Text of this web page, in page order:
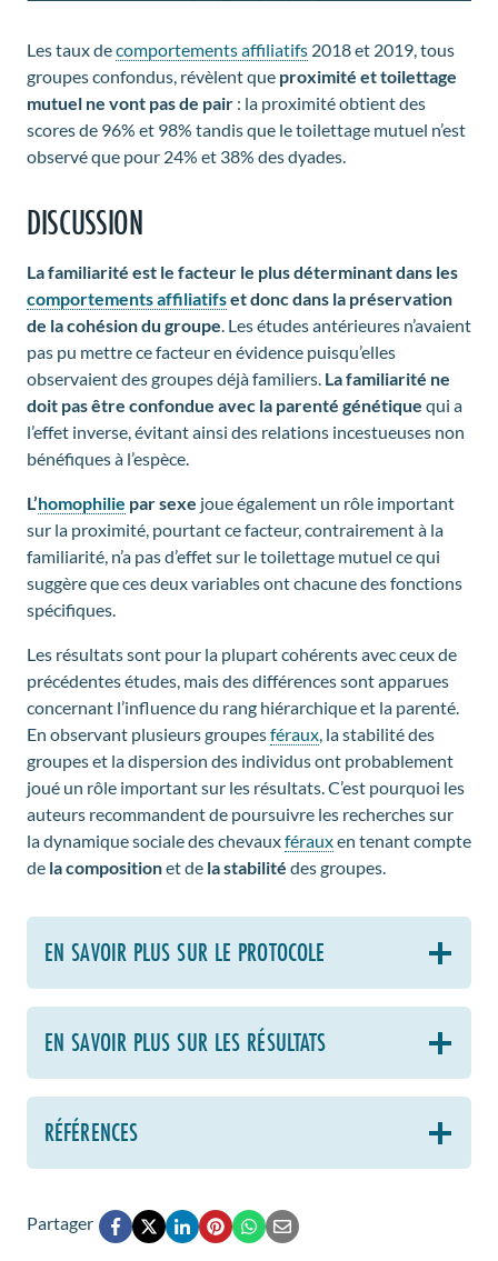
Les taux decomportements affiliatifs 2018 et 2019, tous
groupes confondus, révèlent que proximité et toilettage
mutuel ne vont pas de pair : la proximité obtient des
scores de 96% et 98% tandis que le toilettage mutuel n’est
observé que pour 24% et 38% des dyades.
DISCUSSION
La familiarité est le facteur le plus déterminant dans les
comportements affiliatifset donc dans la préservation
de la cohésion du groupe. Les études antérieures n’avaient
pas pu mettre ce facteur en évidence puisqu’elles
observaient des groupes déjà familiers. La familiarité ne
doit pas être confondue avec la parenté génétique qui a
l’effet inverse, évitant ainsi des relations incestueuses non
bénéfiques à l’espèce.
L’homophilie par sexe joue également un rôle important
sur la proximité, pourtant ce facteur, contrairement à la
familiarité, n’a pas d’effet sur le toilettage mutuel ce qui
suggère que ces deux variables ont chacune des fonctions
spécifiques.
Les résultats sont pour la plupart cohérents avec ceux de
précédentes études, mais des différences sont apparues
concernant l’influence du rang hiérarchique et la parenté.
En observant plusieurs groupesféraux, la stabilité des
groupes et la dispersion des individus ont probablement
joué un rôle important sur les résultats. C’est pourquoi les
auteurs recommandent de poursuivre les recherches sur
la dynamique sociale des chevauxférauxen tenant compte
de la compositionet de la stabilité des groupes.
EN SAVOIR PLUS SUR LE PROTOCOLE
EN SAVOIR PLUS SUR LES RÉSULTATS
RÉFÉRENCES
Partager